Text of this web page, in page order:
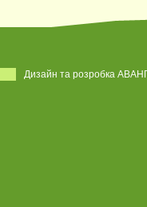
Дизайн та розробка